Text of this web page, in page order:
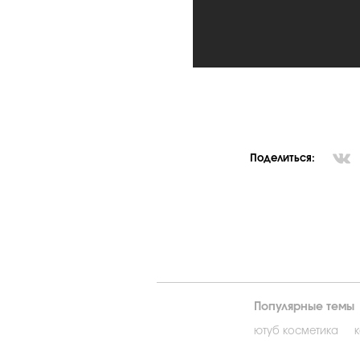
Поделиться:
Популярные темы
ютуб косметика